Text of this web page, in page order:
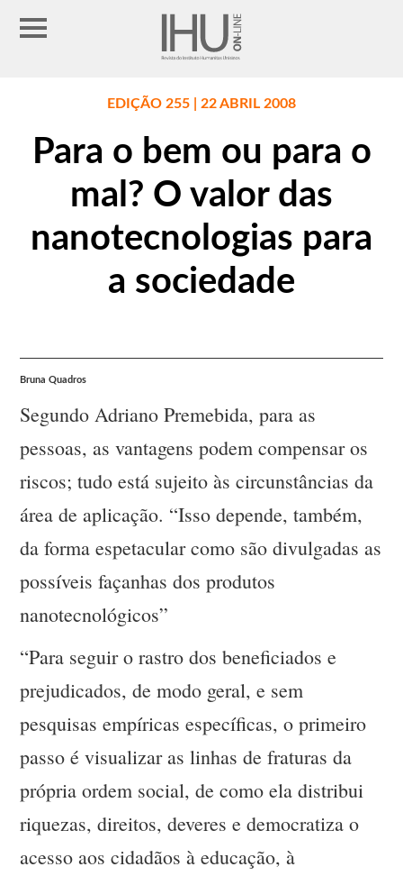
EDIÇÃO 255 | 22 ABRIL 2008
Para o bem ou para o
mal? O valor das
nanotecnologias para
a sociedade
Bruna Quadros
Segundo Adriano Premebida, para as
pessoas, as vantagens podem compensar os
riscos; tudo está sujeito às circunstâncias da
área de aplicação. “Isso depende, também,
da forma espetacular como são divulgadas as
possíveis façanhas dos produtos
nanotecnológicos”
“Para seguir o rastro dos beneficiados e
prejudicados, de modo geral, e sem
pesquisas empíricas específicas, o primeiro
passo é visualizar as linhas de fraturas da
própria ordem social, de como ela distribui
riquezas, direitos, deveres e democratiza o
acesso aos cidadãos à educação, à